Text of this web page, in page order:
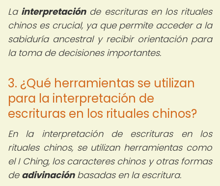
La interpretaciónde escrituras en los rituales
chinos es crucial, ya que permite acceder a la
sabiduría ancestral y recibir orientación para
la toma de decisiones importantes.
3. ¿Qué herramientas se utilizan
para la interpretación de
escrituras en los rituales chinos?
En la interpretación de escrituras en los
rituales chinos, se utilizan herramientas como
el I Ching, los caracteres chinos y otras formas
de adivinaciónbasadas en la escritura.